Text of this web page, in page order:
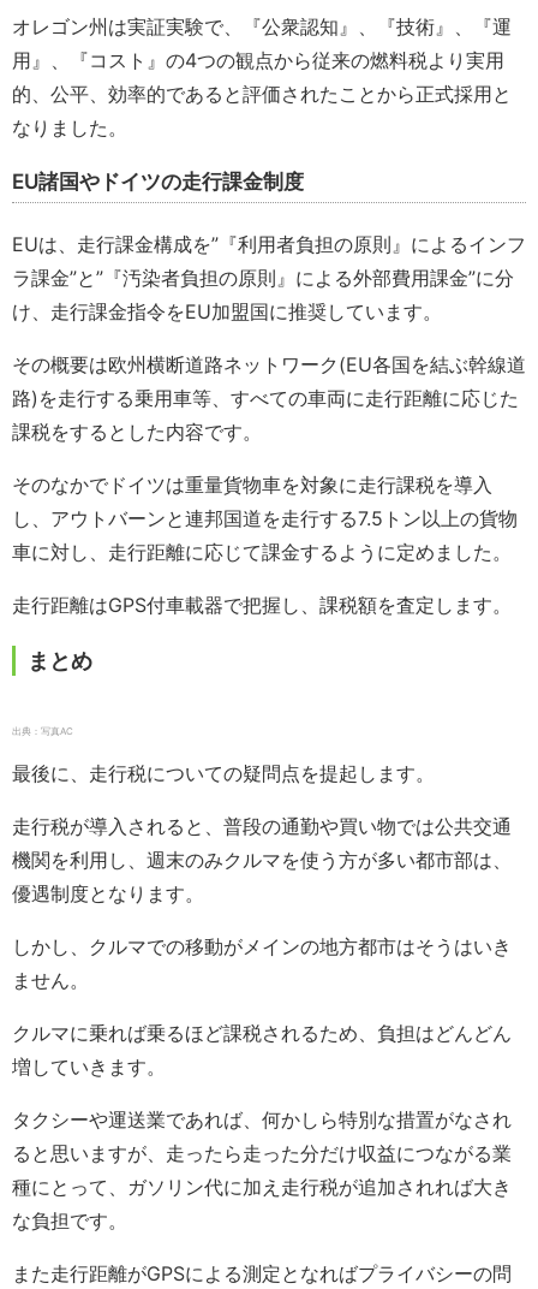
オレゴン州は実証実験で、『公衆認知』、『技術』、『運
用』、『コスト』の4つの観点から従来の燃料税より実用
的、公平、効率的であると評価されたことから正式採用と
なりました。
EU諸国やドイツの走行課金制度
EUは、走行課金構成を”『利用者負担の原則』によるインフ
ラ課金”と”『汚染者負担の原則』による外部費用課金”に分
け、走行課金指令をEU加盟国に推奨しています。
その概要は欧州横断道路ネットワーク(EU各国を結ぶ幹線道
路)を走行する乗用車等、すべての車両に走行距離に応じた
課税をするとした内容です。
そのなかでドイツは重量貨物車を対象に走行課税を導入
し、アウトバーンと連邦国道を走行する7.5トン以上の貨物
車に対し、走行距離に応じて課金するように定めました。
走行距離はGPS付車載器で把握し、課税額を査定します。
まとめ
出典：写真AC
最後に、走行税についての疑問点を提起します。
走行税が導入されると、普段の通勤や買い物では公共交通
機関を利用し、週末のみクルマを使う方が多い都市部は、
優遇制度となります。
しかし、クルマでの移動がメインの地方都市はそうはいき
ません。
クルマに乗れば乗るほど課税されるため、負担はどんどん
増していきます。
タクシーや運送業であれば、何かしら特別な措置がなされ
ると思いますが、走ったら走った分だけ収益につながる業
種にとって、ガソリン代に加え走行税が追加されれば大き
な負担です。
また走行距離がGPSによる測定となればプライバシーの問